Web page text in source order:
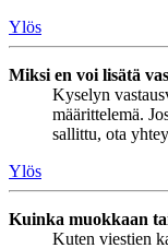
Ylös
Miksi en voi lisätä
Kyselyn
määrittelemä.
sallittu, ota
Ylös
Kuinka muokkaan
Kuten viestien